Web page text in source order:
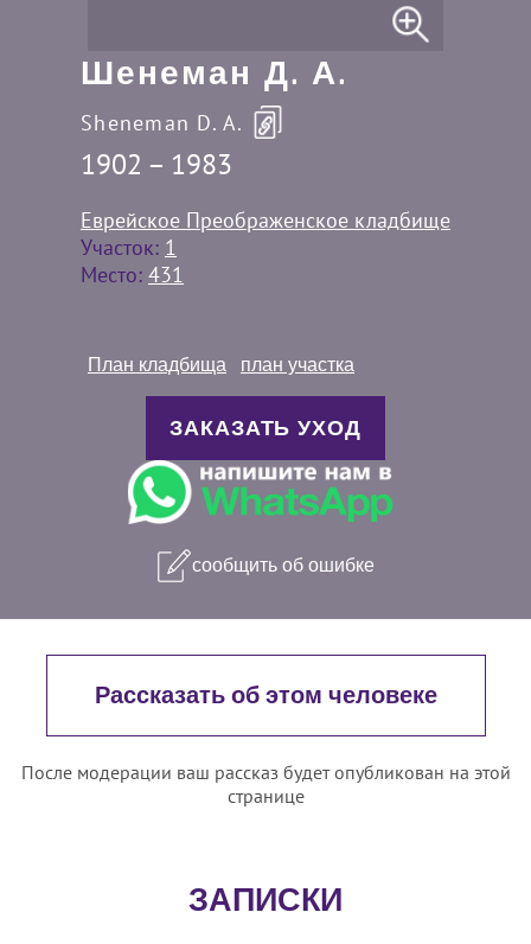
Шенеман Д. А.
Sheneman D. A.
1902 – 1983
Еврейское Преображенское кладбище
Участок: 1
Место: 431
План кладбища план участка
ЗАКАЗАТЬ УХОД
сообщить об ошибке
Рассказать об этом человеке
После модерации ваш рассказ будет опубликован на этой
странице
ЗАПИСКИ